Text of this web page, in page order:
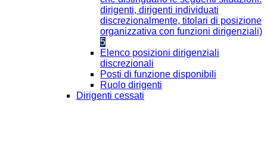
dirigenti, dirigenti individuati
discrezionalmente, titolari di posizione
organizzativa con funzioni dirigenziali)
5
Elenco posizioni dirigenziali
discrezionali
Posti di funzione disponibili
Ruolo dirigenti
Dirigenti cessati